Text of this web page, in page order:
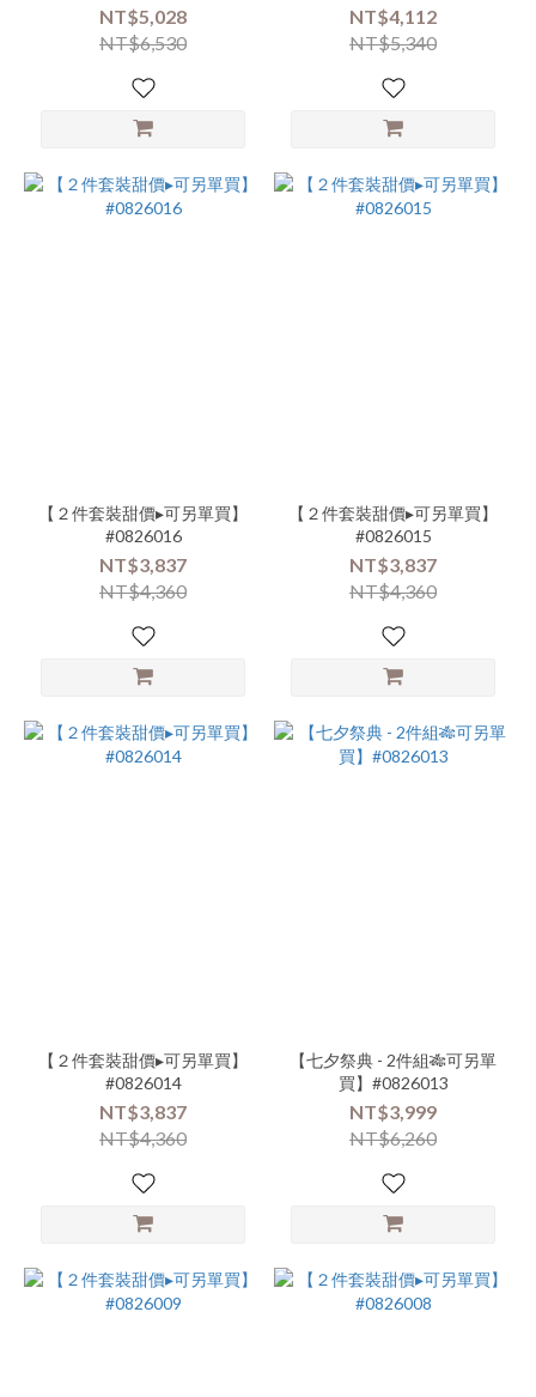
NT$5,028
NT$6,530
NT$4,112
NT$5,340
【２件套裝甜價▸可另單買】
#0826016
NT$3,837
NT$4,360
【２件套裝甜價▸可另單買】
#0826015
NT$3,837
NT$4,360
【２件套裝甜價▸可另單買】
#0826014
NT$3,837
NT$4,360
【七夕祭典 - 2件組🎋可另單
買】#0826013
NT$3,999
NT$6,260